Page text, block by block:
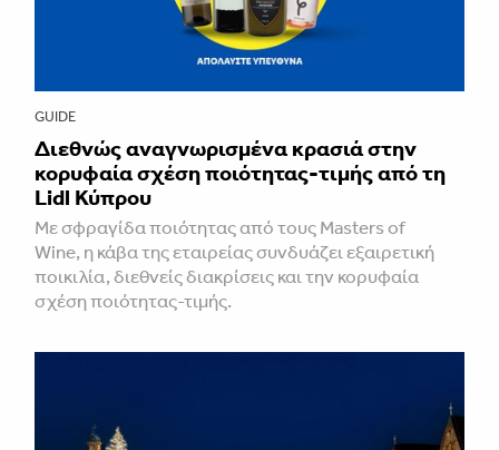
GUIDE
Διεθνώς αναγνωρισμένα κρασιά στην
κορυφαία σχέση ποιότητας-τιμής από τη
Lidl Κύπρου
Με σφραγίδα ποιότητας από τους Masters of
Wine, η κάβα της εταιρείας συνδυάζει εξαιρετική
ποικιλία, διεθνείς διακρίσεις και την κορυφαία
σχέση ποιότητας-τιμής.